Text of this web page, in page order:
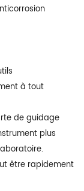
à tout
de guidage
plus
être rapidement